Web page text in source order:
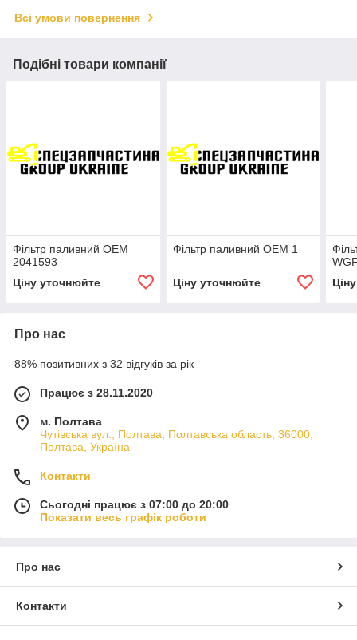
Всі умови повернення
Подібні товари компанії
Фільтр паливний OEM
2041593
Ціну уточнюйте
Фільтр паливний OEM 1
Ціну уточнюйте
Про нас
88% позитивних з 32 відгуків за рік
Працює з 28.11.2020
м. Полтава
Чутівська вул., Полтава, Полтавська область, 36000,
Полтава, Україна
Контакти
Сьогодні працює з 07:00 до 20:00
Показати весь графік роботи
Про нас
Контакти